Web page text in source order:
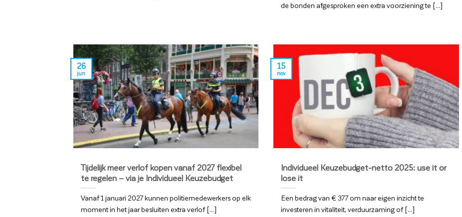
de bonden afgesproken een extra voorziening te [...]
Tijdelijk meer verlof kopen vanaf 2027 flexibel
te regelen – via je Individueel Keuzebudget
Vanaf 1 januari 2027 kunnen politiemedewerkers op elk
moment in het jaar besluiten extra verlof [...]
26
jun
Individueel Keuzebudget-netto 2025: use it or
lose it
Een bedrag van € 377 om naar eigen inzicht te
investeren in vitaliteit, verduurzaming of [...]
15
nov